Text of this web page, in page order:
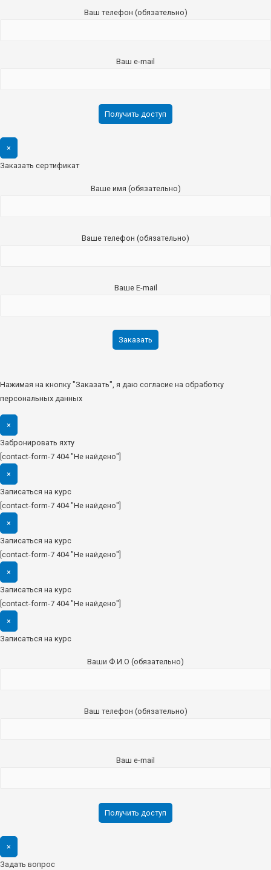
Ваш телефон (обязательно)
Ваш e-mail
×
Заказать сертификат
Ваше имя (обязательно)
Ваше телефон (обязательно)
Ваше E-mail
Нажимая на кнопку "Заказать", я даю согласие на обработку
персональных данных
×
Забронировать яхту
[contact-form-7 404 "Не найдено"]
×
Записаться на курс
[contact-form-7 404 "Не найдено"]
×
Записаться на курс
[contact-form-7 404 "Не найдено"]
×
Записаться на курс
[contact-form-7 404 "Не найдено"]
×
Записаться на курс
Ваши Ф.И.О (обязательно)
Ваш телефон (обязательно)
Ваш e-mail
×
Задать вопрос